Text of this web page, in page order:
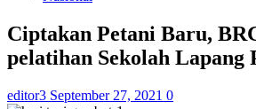
Ciptakan Petani Baru,
pelatihan Sekolah Lapang
editor3 September 27, 2021 0